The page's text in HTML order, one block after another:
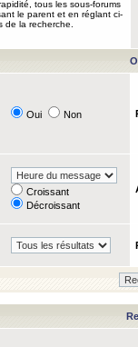
tous les sous-forums
le parent et en réglant ci-
de la recherche.
Oui Non
Croissant
Décroissant